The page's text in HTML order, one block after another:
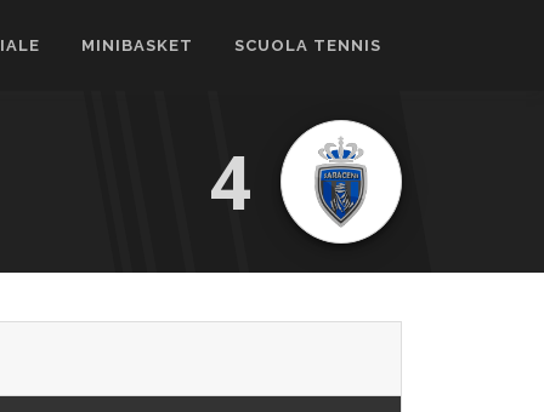
MINIBASKET SCUOLA TENNIS
4